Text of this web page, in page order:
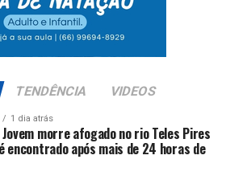
TENDÊNCIA VIDEOS
1 dia atrás
morre afogado no rio Teles Pires
encontrado após mais de 24 horas de